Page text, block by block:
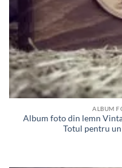
ALBUM
Album foto din lemn
Totul pentru